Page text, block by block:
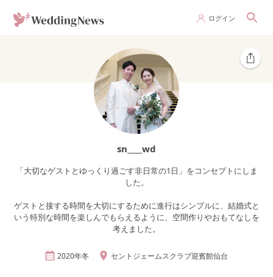
ログイン
sn____wd
「大切なゲストとゆっくり過ごす非日常の1日」をコンセプトにしま
した。
ゲストと接する時間を大切にするために進行はシンプルに、結婚式と
いう特別な時間を楽しんでもらえるように、空間作りやおもてなしを
考えました。
2020年冬 セントジェームスクラブ迎賓館仙台